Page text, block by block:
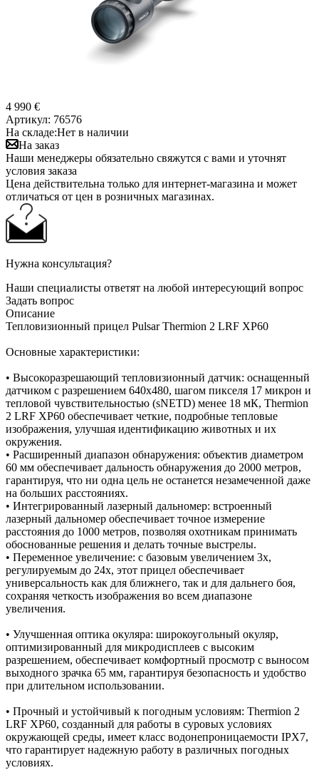
4 990 €
Артикул: 76576
На складе:Нет в наличии
На заказ
Наши менеджеры обязательно свяжутся с вами и уточнят
условия заказа
Цена действительна только для интернет-магазина и может
отличаться от цен в розничных магазинах.
Нужна консультация?
Наши специалисты ответят на любой интересующий вопрос
Задать вопрос
Описание
Тепловизионный прицел Pulsar Thermion 2 LRF XP60
Основные характеристики:
• Высокоразрешающий тепловизионный датчик: оснащенный
датчиком с разрешением 640x480, шагом пикселя 17 микрон и
тепловой чувствительностью (sNETD) менее 18 мК, Thermion
2 LRF XP60 обеспечивает четкие, подробные тепловые
изображения, улучшая идентификацию животных и их
окружения.
• Расширенный диапазон обнаружения: объектив диаметром
60 мм обеспечивает дальность обнаружения до 2000 метров,
гарантируя, что ни одна цель не останется незамеченной даже
на больших расстояниях.
• Интегрированный лазерный дальномер: встроенный
лазерный дальномер обеспечивает точное измерение
расстояния до 1000 метров, позволяя охотникам принимать
обоснованные решения и делать точные выстрелы.
• Переменное увеличение: с базовым увеличением 3x,
регулируемым до 24x, этот прицел обеспечивает
универсальность как для ближнего, так и для дальнего боя,
сохраняя четкость изображения во всем диапазоне
увеличения.
• Улучшенная оптика окуляра: широкоугольный окуляр,
оптимизированный для микродисплеев с высоким
разрешением, обеспечивает комфортный просмотр с выносом
выходного зрачка 65 мм, гарантируя безопасность и удобство
при длительном использовании.
• Прочный и устойчивый к погодным условиям: Thermion 2
LRF XP60, созданный для работы в суровых условиях
окружающей среды, имеет класс водонепроницаемости IPX7,
что гарантирует надежную работу в различных погодных
условиях.